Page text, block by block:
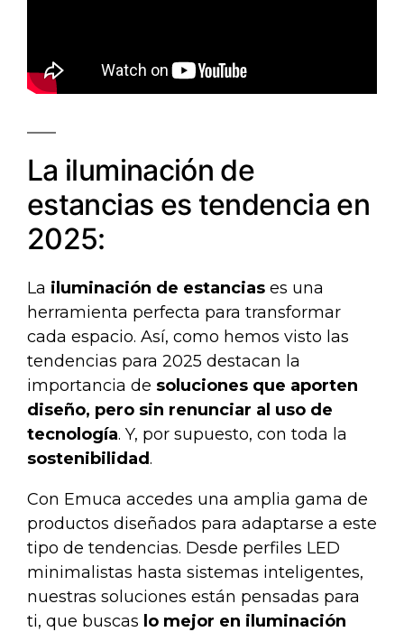
La iluminación de
estancias es tendencia en
2025:
La iluminación de estancias es una
herramienta perfecta para transformar
cada espacio. Así, como hemos visto las
tendencias para 2025 destacan la
importancia de soluciones que aporten
diseño, pero sin renunciar al uso de
tecnología. Y, por supuesto, con toda la
sostenibilidad.
Con Emuca accedes una amplia gama de
productos diseñados para adaptarse a este
tipo de tendencias. Desde perfiles LED
minimalistas hasta sistemas inteligentes,
nuestras soluciones están pensadas para
ti, que buscas lo mejor en iluminación